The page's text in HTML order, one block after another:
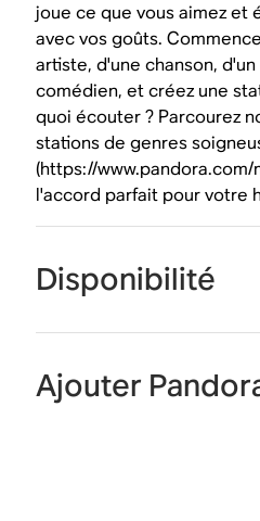
joue ce que vous aimez et
avec vos goûts.
artiste, d'une chanson,
comédien, et créez une
quoi écouter ? Parcourez
stations de genres
(https://
l'accord parfait pour votre
Disponibilité
Ajouter